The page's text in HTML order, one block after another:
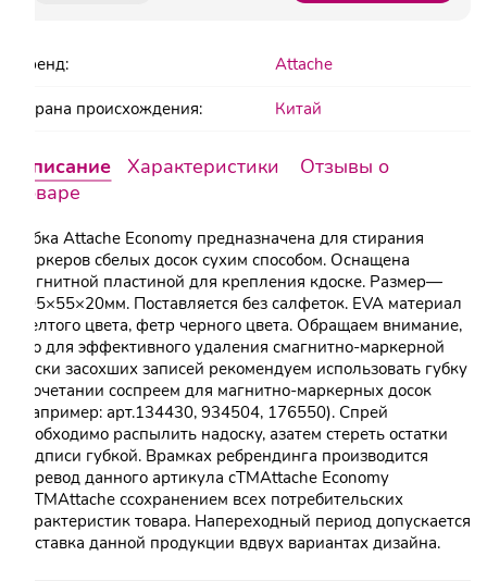
Бренд: Attache
Страна происхождения: Китай
Описание Характеристики
Отзывы о
товаре
Губка Attache Economy предназначена для стирания
маркеров сбелых досок сухим способом. Оснащена
магнитной пластиной для крепления кдоске. Размер—
105×55×20мм. Поставляется без салфеток. EVA материал
желтого цвета, фетр черного цвета. Обращаем внимание,
что для эффективного удаления смагнитно-маркерной
доски засохших записей рекомендуем использовать губку
всочетании соспреем для магнитно-маркерных досок
(например: арт.134430, 934504, 176550). Спрей
необходимо распылить надоску, азатем стереть остатки
надписи губкой. Врамках ребрендинга производится
перевод данного артикула сТМAttache Economy
наТМAttache ссохранением всех потребительских
характеристик товара. Напереходный период допускается
поставка данной продукции вдвух вариантах дизайна.